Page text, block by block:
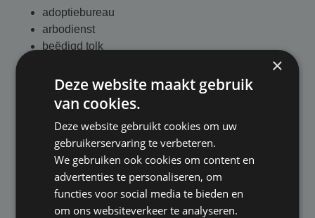
adoptiebureau
arbodienst
beëdigd tolk
branche-organisatie
budgetcoaching en beheer
cultuuradviesbureau
docent
enquêtebureau
fotograaf
gerechtsdeurwaarder
incassobureau
×
Deze website maakt gebruik
van cookies.
Deze website gebruikt cookies om uw
gebruikerservaring te verbeteren.
We gebruiken ook cookies om content en
advertenties te personaliseren, om
functies voor social media te bieden en
om ons websiteverkeer te analyseren.